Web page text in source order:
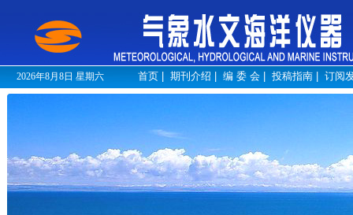
2026年8月8日 星期六 首页 期刊介绍 编 委 会 投稿指南 订阅